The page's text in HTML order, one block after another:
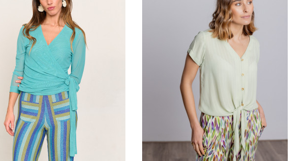
TOP LAURA TURQUESA
70,72 € 88,40 €
View
TOP VALERIA MELÓN
72,80 €
Añadir al carrito